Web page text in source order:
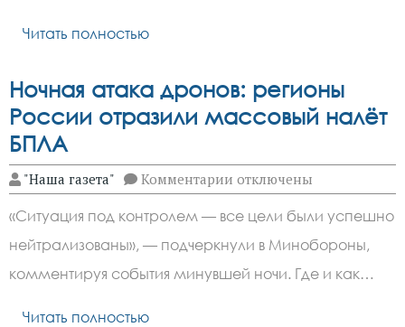
Читать полностью
Ночная атака дронов: регионы
России отразили массовый налёт
БПЛА
"Наша газета" Комментарии к
записи
атака
дронов:
регионы
России
отразили
отключены
«Ситуация под контролем — все цели были успешно
нейтрализованы», — подчеркнули в Минобороны,
комментируя события минувшей ночи. Где и как…
Читать полностью